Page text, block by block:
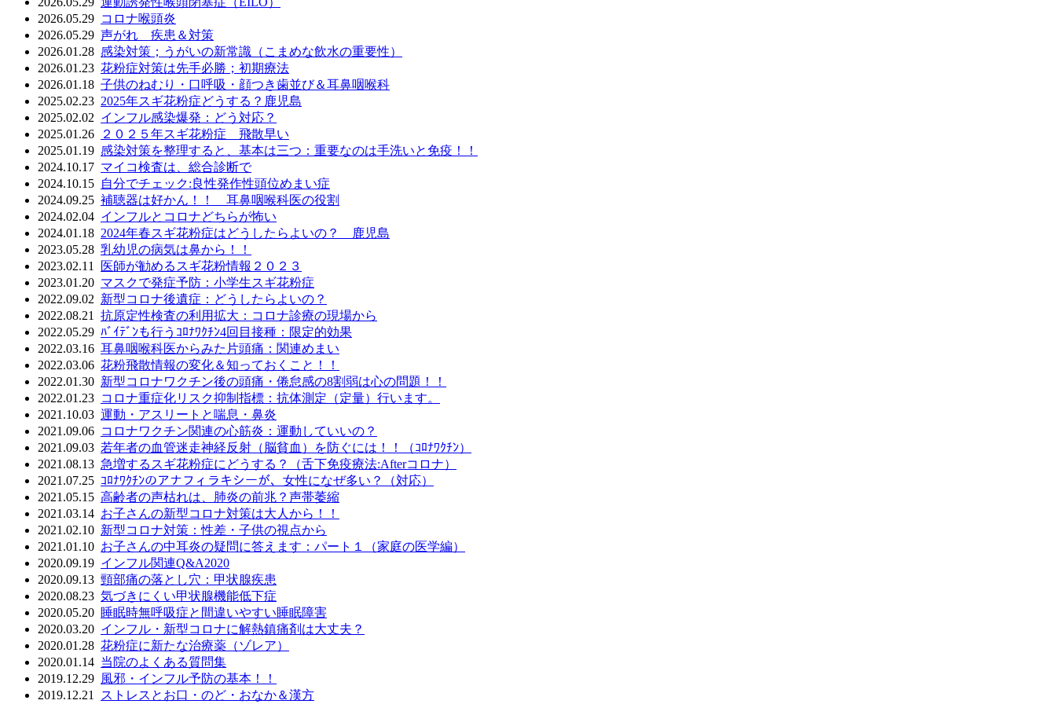
2026.05.29 コロナ喉頭炎
2026.05.29 声がれ 疾患＆対策
2026.01.28 感染対策；うがいの新常識（こまめな飲水の重要性）
2026.01.23 花粉症対策は先手必勝；初期療法
2026.01.18 子供のねむり・口呼吸・顔つき歯並び＆耳鼻咽喉科
2025.02.23 2025年スギ花粉症どうする？鹿児島
2025.02.02 インフル感染爆発：どう対応？
2025.01.26
２０２５年スギ花粉症 飛散早い
2025.01.19 感染対策を整理すると、基本は三つ：重要なのは手洗いと免疫！！
2024.10.17 マイコ検査は、総合診断で
2024.10.15 自分でチェック:良性発作性頭位めまい症
2024.09.25 補聴器は好かん！！ 耳鼻咽喉科医の役割
2024.02.04 インフルとコロナどちらが怖い
2024.01.18 2024年春スギ花粉症はどうしたらよいの？ 鹿児島
2023.05.28 乳幼児の病気は鼻から！！
2023.02.11
医師が勧めるスギ花粉情報２０２３
2023.01.20 マスクで発症予防：小学生スギ花粉症
2022.09.02 新型コロナ後遺症：どうしたらよいの？
2022.08.21
抗原定性検査の利用拡大：コロナ診療の現場から
2022.05.29 ﾊﾞｲﾃﾞﾝも行うｺﾛﾅﾜｸﾁﾝ4回目接種：限定的効果
2022.03.16 耳鼻咽喉科医からみた片頭痛：関連めまい
2022.03.06 花粉飛散情報の変化＆知っておくこと！！
2022.01.30 新型コロナワクチン後の頭痛・倦怠感の8割弱は心の問題！！
2022.01.23 コロナ重症化リスク抑制指標：抗体測定（定量）行います。
2021.10.03 運動・アスリートと喘息・鼻炎
2021.09.06 コロナワクチン関連の心筋炎：運動していいの？
2021.09.03 若年者の血管迷走神経反射（脳貧血）を防ぐには！！（ｺﾛﾅﾜｸﾁﾝ）
2021.08.13 急増するスギ花粉症にどうする？（舌下免疫療法:Afterコロナ）
2021.07.25 ｺﾛﾅﾜｸﾁﾝのアナフィラキシーが、女性になぜ多い？（対応）
2021.05.15 高齢者の声枯れは、肺炎の前兆？声帯萎縮
2021.03.14 お子さんの新型コロナ対策は大人から！！
2021.02.10 新型コロナ対策：性差・子供の視点から
2021.01.10 お子さんの中耳炎の疑問に答えます：パート１（家庭の医学編）
2020.09.19 インフル関連Q&A2020
2020.09.13 頸部痛の落とし穴：甲状腺疾患
2020.08.23 気づきにくい甲状腺機能低下症
2020.05.20 睡眠時無呼吸症と間違いやすい睡眠障害
2020.03.20 インフル・新型コロナに解熱鎮痛剤は大丈夫？
2020.01.28 花粉症に新たな治療薬（ゾレア）
2020.01.14 当院のよくある質問集
2019.12.29 風邪・インフル予防の基本！！
2019.12.21
ストレスとお口・のど・おなか＆漢方